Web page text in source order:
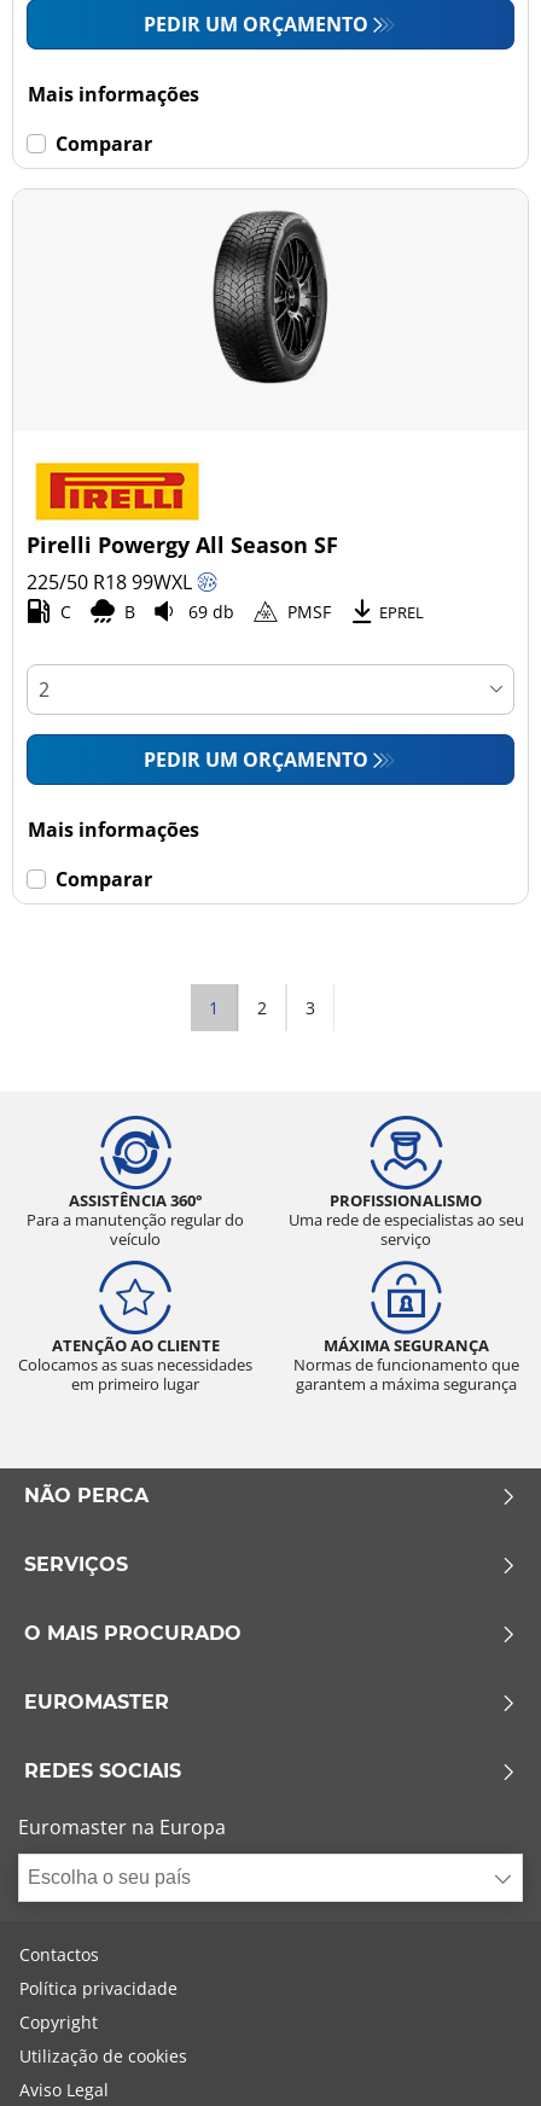
PEDIR UM ORÇAMENTO
Mais informações
Comparar
Pirelli Powergy All Season SF
225/50 R1899WXL
C B 69 db PMSF EPREL
PEDIR UM ORÇAMENTO
Mais informações
Comparar
1 2 3
ASSISTÊNCIA 360°
Para a manutenção regular do
veículo
PROFISSIONALISMO
Uma rede de especialistas ao seu
serviço
ATENÇÃO AO CLIENTE
Colocamos as suas necessidades
em primeiro lugar
MÁXIMA SEGURANÇA
Normas de funcionamento que
garantem a máxima segurança
NÃO PERCA
SERVIÇOS
O MAIS PROCURADO
EUROMASTER
REDES SOCIAIS
Euromaster na Europa
Escolha o seu país
Contactos
Política privacidade
Copyright
Utilização de cookies
Aviso Legal